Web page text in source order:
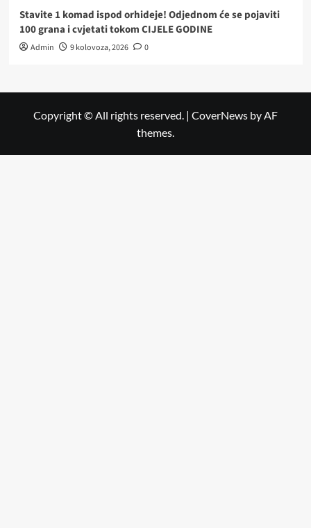
Stavite 1 komad ispod orhideje! Odjednom će se pojaviti
100 grana i cvjetati tokom CIJELE GODINE
Admin 9 kolovoza, 2026 0
Copyright © All rights reserved. | CoverNews by AF
themes.